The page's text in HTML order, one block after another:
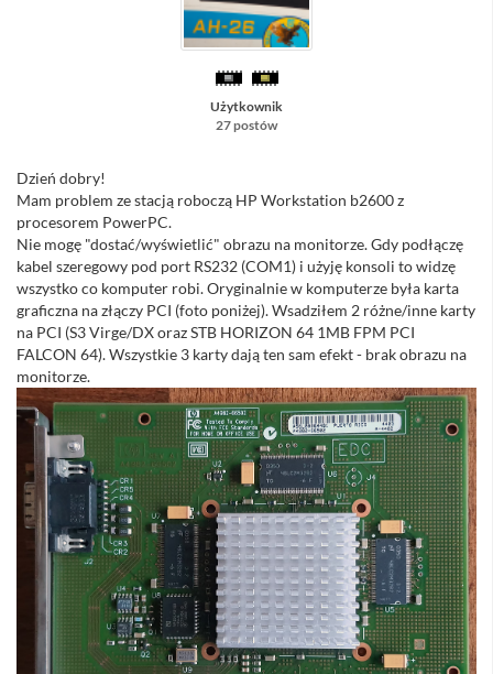
Użytkownik
27 postów
Dzień dobry!
Mam problem ze stacją roboczą HP Workstation b2600 z
procesorem PowerPC.
Nie mogę "dostać/wyświetlić" obrazu na monitorze. Gdy podłączę
kabel szeregowy pod port RS232 (COM1) i użyję konsoli to widzę
wszystko co komputer robi. Oryginalnie w komputerze była karta
graficzna na złączy PCI (foto poniżej). Wsadziłem 2 różne/inne karty
na PCI (S3 Virge/DX oraz STB HORIZON 64 1MB FPM PCI
FALCON 64). Wszystkie 3 karty dają ten sam efekt - brak obrazu na
monitorze.